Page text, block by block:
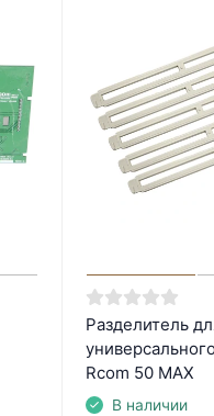
Разделитель
Rcom 50 MAX
В наличии